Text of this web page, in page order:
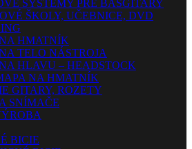
SYSTÉMY PRE BASGITARY
ŠKOLY, UČEBNICE, DVD
HMATNÍK
TELO NÁSTROJA
HLAVU – HEADSTOCK
NA HMATNÍK
GITARY, ROZETY
SNÍMAČE
BICIE